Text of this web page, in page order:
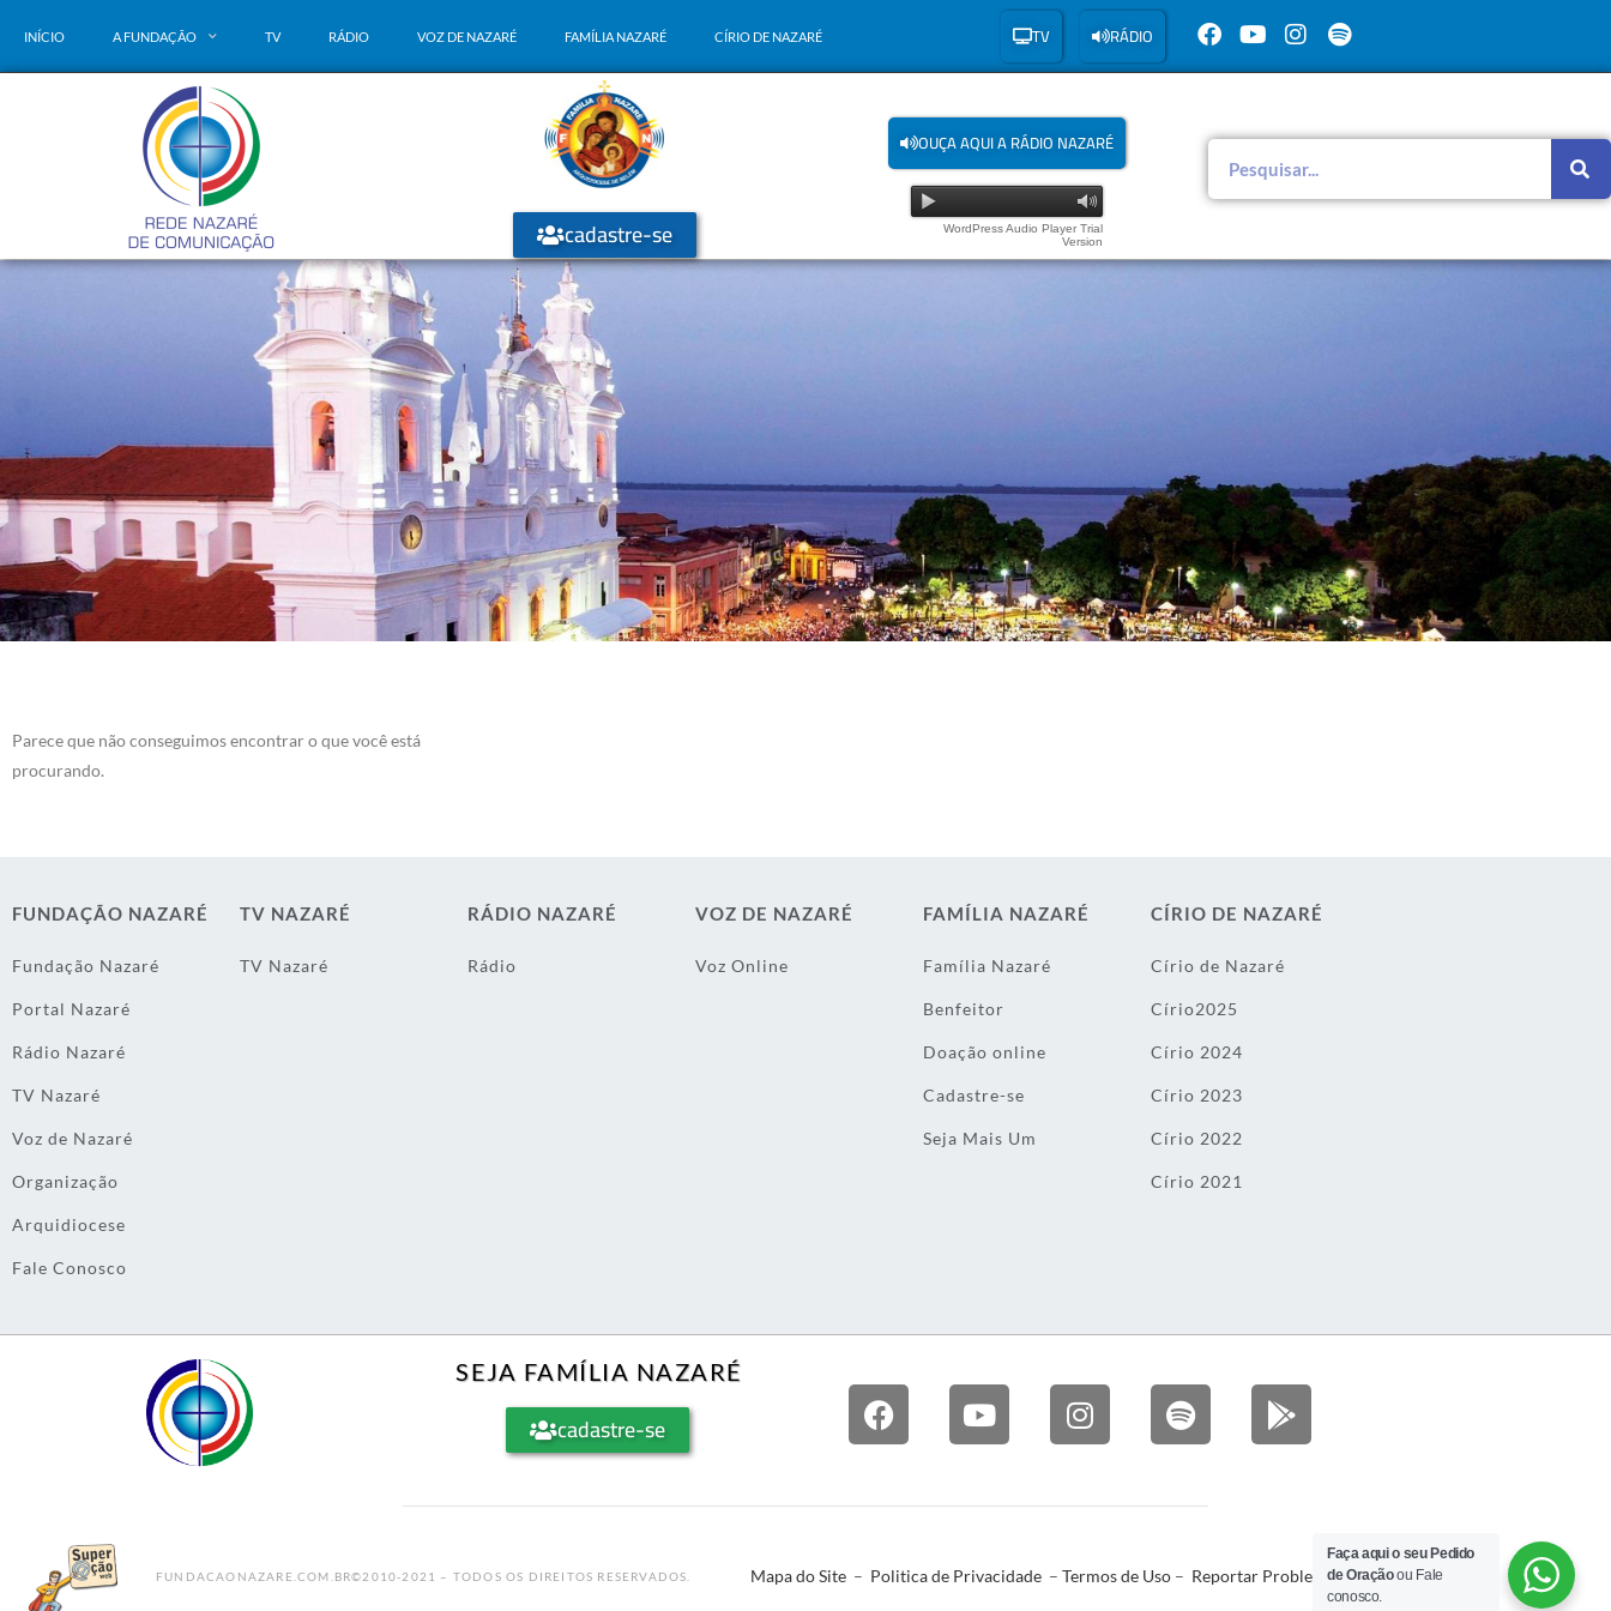
INÍCIO A FUNDAÇÃO TV RÁDIO VOZ DE NAZARÉ FAMÍLIA NAZARÉ CÍRIO DE NAZARÉ TV RÁDIO
cadastre-se
OUÇA AQUI A RÁDIO NAZARÉ
WordPress Audio Player Trial
Version
Parece que não conseguimos encontrar o que você está
procurando.
FUNDAÇÃO NAZARÉ
Fundação Nazaré
Portal Nazaré
Rádio Nazaré
TV Nazaré
Voz de Nazaré
Organização
Arquidiocese
Fale Conosco
TV NAZARÉ
TV Nazaré
RÁDIO NAZARÉ
Rádio
VOZ DE NAZARÉ
Voz Online
FAMÍLIA NAZARÉ
Família Nazaré
Benfeitor
Doação online
Cadastre-se
Seja Mais Um
CÍRIO DE NAZARÉ
Círio de Nazaré
Círio2025
Círio 2024
Círio 2023
Círio 2022
Círio 2021
SEJA FAMÍLIA NAZARÉ
cadastre-se
FUNDACAONAZARE.COM.BR©2010-2021 – TODOS OS DIREITOS RESERVADOS. Mapa do Site– Politica de Privacidade– Termos de Uso– Reportar Problema
Faça aqui o seu Pedido
de Oraçãoou Fale
conosco.